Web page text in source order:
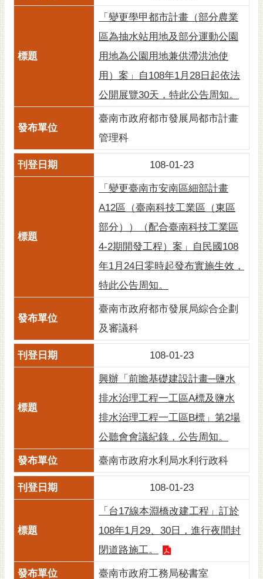
通
「變更學甲都市計畫（部分農業
區為抽水站用地及部分運動公園
用地為公園用地兼供滯洪池使
用）案」自108年1月28日起依法
公開展覽30天，特此公告周知。
臺南市政府都市發展局都市計畫
管理科
108-01-23
「變更臺南市安南區細部計畫
A12區（臺南科技工業區（東區
部分））（配合臺南科技工業區
4-2期開發工程）案」自民國108
年1月24日零時起發布實施生效，
特此公告周知。
臺南市政府都市發展局綜合企劃
及審議科
108-01-23
興辦「前瞻基礎建設計畫─鹽水
排水治理工程一工區A標及鹽水
排水治理工程一工區B標」第2場
公聽會會議紀錄，公告周知。
臺南市政府水利局水利行政科
108-01-23
「台17線本淵橋改建工程」訂於
108年1月29、30日，進行夜間封
閉道路施工。
臺南市政府工務局秘書室